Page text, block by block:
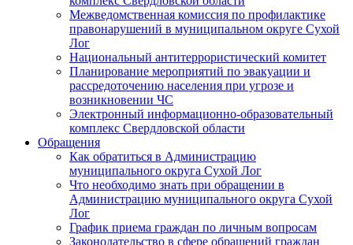
Межведомственная комиссия по профилактике
правонарушений в муниципальном округе Сухой
Лог
Национальный антитеррористический комитет
Планирование мероприятий по эвакуации и
рассредоточению населения при угрозе и
возникновении ЧС
Электронный информационно-образовательный
комплекс Свердловской области
Обращения
Как обратиться в Администрацию
муниципального округа Сухой Лог
Что необходимо знать при обращении в
Администрацию муниципального округа Сухой
Лог
График приема граждан по личным вопросам
Законодательство в сфере обращений граждан